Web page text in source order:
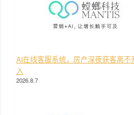
AI在线客服系统，房产深夜获客离
入
2026.8.7